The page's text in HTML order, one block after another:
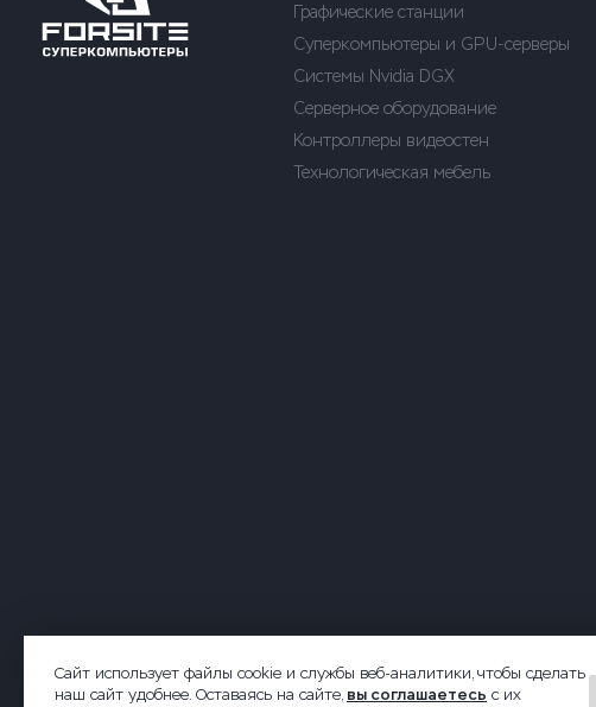
Сайт использует файлы cookie и службы веб-аналитики, чтобы сделать
наш сайт удобнее. Оставаясь на сайте, вы соглашаетесь с их
Графические станции
Суперкомпьютеры и GPU-серверы
Системы Nvidia DGX
Серверное оборудование
Контроллеры видеостен
Технологическая мебель
2026 © Forsite. Все права защищены.